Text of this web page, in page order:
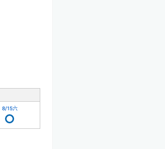
8/15六